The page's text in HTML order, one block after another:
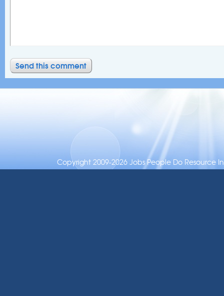
Copyright 2009-2026 Jobs People Do Resource